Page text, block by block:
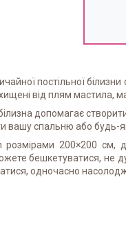
постільної
від плям мастила,
допомагає
спальню або будь-
розмірами 200×200
бешкетуватися, не
одночасно